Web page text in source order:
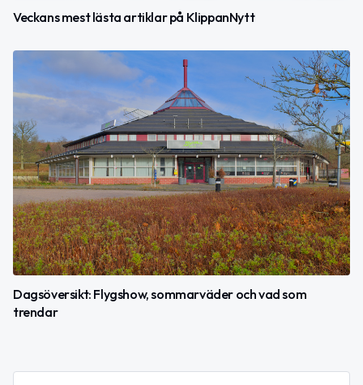
Veckans mest lästa artiklar på KlippanNytt
Dagsöversikt: Flygshow, sommarväder och vad som
trendar